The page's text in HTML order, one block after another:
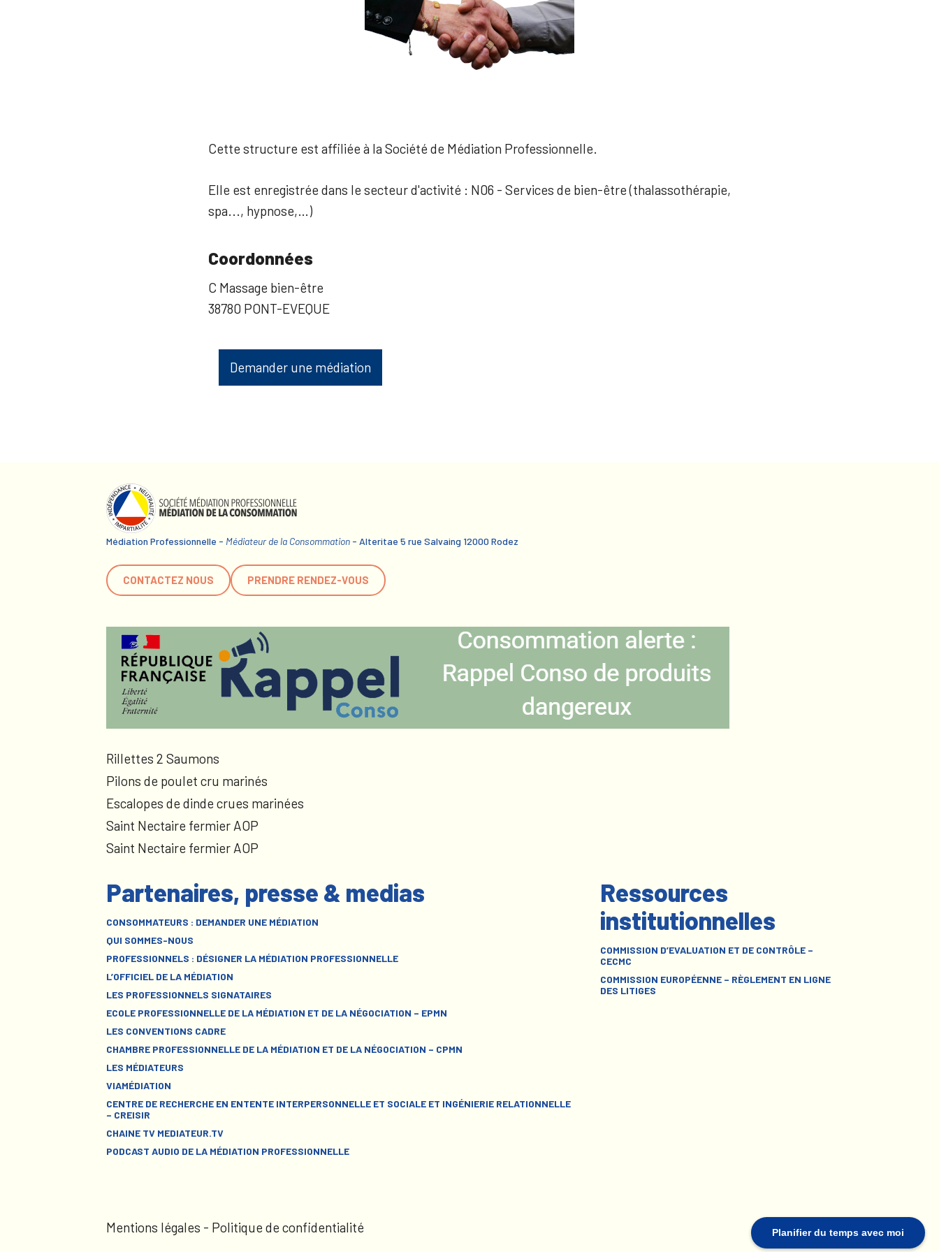
Planifier du temps avec moi
Cette structure est affiliée à la Société de Médiation Professionnelle.
Elle est enregistrée dans le secteur d'activité : N06 - Services de bien-être (thalassothérapie,
spa..., hypnose,…)
Coordonnées
C Massage bien-être
38780 PONT-EVEQUE
Demander une médiation
Médiation Professionnelle - Médiateur de la Consommation - Alteritae 5 rue Salvaing 12000 Rodez
CONTACTEZ NOUS PRENDRE RENDEZ-VOUS
Rillettes 2 Saumons
Pilons de poulet cru marinés
Escalopes de dinde crues marinées
Saint Nectaire fermier AOP
Saint Nectaire fermier AOP
Partenaires, presse & medias
CONSOMMATEURS : DEMANDER UNE MÉDIATION
QUI SOMMES-NOUS
PROFESSIONNELS : DÉSIGNER LA MÉDIATION PROFESSIONNELLE
L’OFFICIEL DE LA MÉDIATION
LES PROFESSIONNELS SIGNATAIRES
ECOLE PROFESSIONNELLE DE LA MÉDIATION ET DE LA NÉGOCIATION – EPMN
LES CONVENTIONS CADRE
CHAMBRE PROFESSIONNELLE DE LA MÉDIATION ET DE LA NÉGOCIATION – CPMN
LES MÉDIATEURS
VIAMÉDIATION
CENTRE DE RECHERCHE EN ENTENTE INTERPERSONNELLE ET SOCIALE ET INGÉNIERIE RELATIONNELLE
– CREISIR
CHAINE TV MEDIATEUR.TV
PODCAST AUDIO DE LA MÉDIATION PROFESSIONNELLE
Ressources
institutionnelles
COMMISSION D’EVALUATION ET DE CONTRÔLE –
CECMC
COMMISSION EUROPÉENNE – RÈGLEMENT EN LIGNE
DES LITIGES
Mentions légales - Politique de confidentialité